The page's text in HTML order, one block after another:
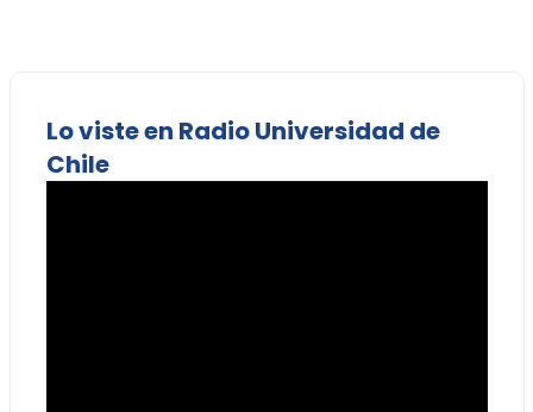
Lo viste en Radio Universidad de
Chile